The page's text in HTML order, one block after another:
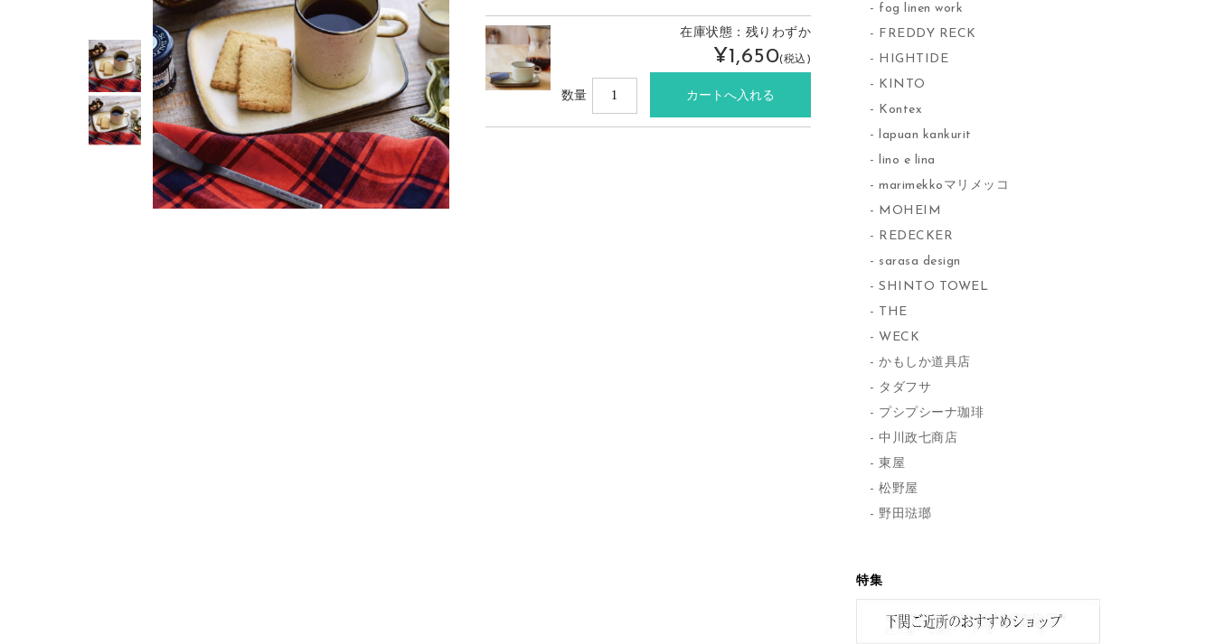
在庫状態：残りわずか
¥1,650(税込)
数量
fog linen work
FREDDY RECK
HIGHTIDE
KINTO
Kontex
lapuan kankurit
lino e lina
marimekkoマリメッコ
MOHEIM
REDECKER
sarasa design
SHINTO TOWEL
THE
WECK
かもしか道具店
タダフサ
プシプシーナ珈琲
中川政七商店
東屋
松野屋
野田琺瑯
特集